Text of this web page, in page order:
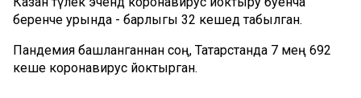
беренче урында - барлыгы 32 кешедә табылган.
Пандемия башланганнан соң, Татарстанда 7 мең 692
кеше коронавирус йоктырган.